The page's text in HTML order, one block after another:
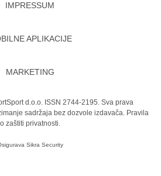
IMPRESSUM
APLIKACIJE
MARKETING
d.o.o. ISSN 2744-2195. Sva prava
sadržaja bez dozvole izdavača. Pravila
o zaštiti privatnosti.
Sikra Security